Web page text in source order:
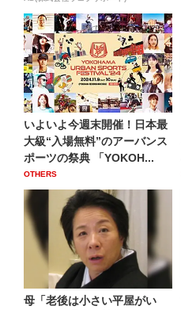
いよいよ今週末開催！日本最
大級“入場無料”のアーバンス
ポーツの祭典 「YOKOH...
OTHERS
母「老後は小さい平屋がい